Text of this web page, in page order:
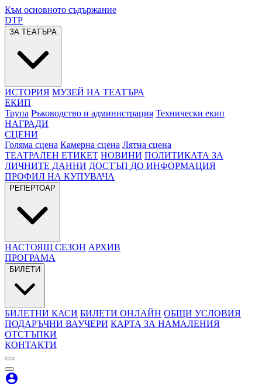
Към основното съдържание
DTP
ЗА ТЕАТЪРА
ИСТОРИЯ МУЗЕЙ НА ТЕАТЪРА
ЕКИП
Трупа Ръководство и администрация Технически екип
НАГРАДИ
СЦЕНИ
Голяма сцена Камерна сцена Лятна сцена
ТЕАТРАЛЕН ЕТИКЕТ НОВИНИ ПОЛИТИКАТА ЗА
ЛИЧНИТЕ ДАННИ ДОСТЪП ДО ИНФОРМАЦИЯ
ПРОФИЛ НА КУПУВАЧА
РЕПЕРТОАР
НАСТОЯЩ СЕЗОН АРХИВ
ПРОГРАМА
БИЛЕТИ
БИЛЕТНИ КАСИ БИЛЕТИ ОНЛАЙН ОБЩИ УСЛОВИЯ
ПОДАРЪЧНИ ВАУЧЕРИ КАРТА ЗА НАМАЛЕНИЯ
ОТСТЪПКИ
КОНТАКТИ